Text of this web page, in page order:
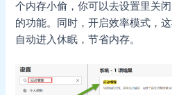
个内存小偷，你可以去设置里关
的功能。同时，开启效率模式，
自动进入休眠，节省内存。